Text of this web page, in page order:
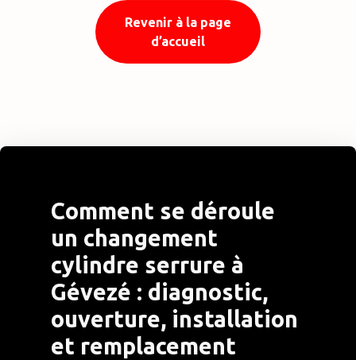
Revenir à la page
d’accueil
Comment se déroule
un changement
cylindre serrure à
Gévezé : diagnostic,
ouverture, installation
et remplacement